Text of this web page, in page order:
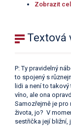
Zobrazit
Textová
P: Ty pravidelný
to spojený s
lidi a není to
víno, ale ona
Samozřejmě je
života, jo? V
sestřička její bližní,